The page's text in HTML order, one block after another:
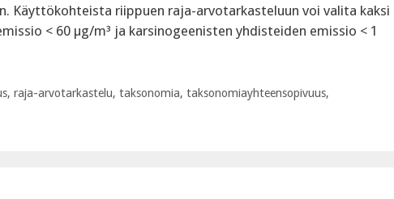
Käyttökohteista riippuen raja-arvotarkasteluun voi valita kaksi
< 60 µg/m³ ja karsinogeenisten yhdisteiden emissio < 1
, raja-arvotarkastelu, taksonomia, taksonomiayhteensopivuus,